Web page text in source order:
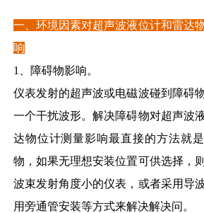
一、环境因素对超声波液位计和雷达
响
1、障碍物影响。
仪表发射的超声波或电磁波碰到障碍
一个干扰波形。解决障碍物对超声波
达物位计测量影响最直接的方法就
物，如果无理想安装位置可供选择，
波束发射角度小的仪表，或者采用导
用旁通管安装等方式来解决解决问。